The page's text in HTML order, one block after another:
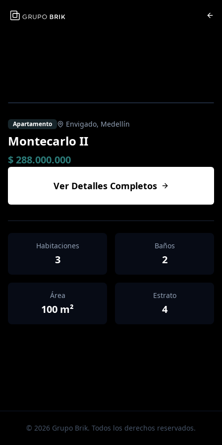
Apartamento Envigado, Medellín
Montecarlo II
$ 288.000.000
Ver Detalles Completos
Habitaciones
3
Baños
2
Área
100 m²
Estrato
4
© 2026 Grupo Brik. Todos los derechos reservados.